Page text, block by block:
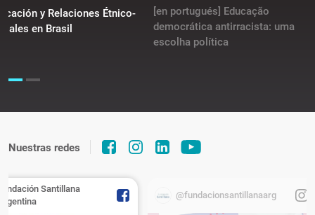
y Relaciones Étnico-
en Brasil
[en portugués] Educação
democrática antirracista: uma
escolha política
Nuestras redes
Santillana
@fundacionsantillanaarg